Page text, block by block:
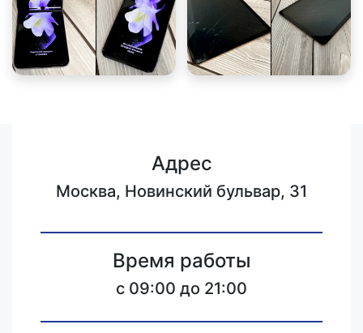
Адрес
Москва, Новинский бульвар, 31
Время работы
c 09:00 до 21:00